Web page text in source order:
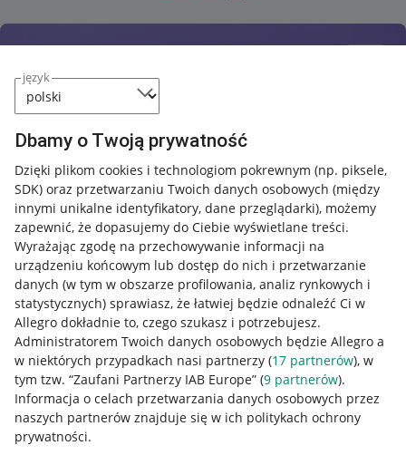
język
Dbamy o Twoją prywatność
Dzięki plikom cookies i technologiom pokrewnym (np. piksele,
SDK) oraz przetwarzaniu Twoich danych osobowych (między
innymi unikalne identyfikatory, dane przeglądarki), możemy
zapewnić, że dopasujemy do Ciebie wyświetlane treści.
Wyrażając zgodę na przechowywanie informacji na
urządzeniu końcowym lub dostęp do nich i przetwarzanie
danych (w tym w obszarze profilowania, analiz rynkowych i
statystycznych) sprawiasz, że łatwiej będzie odnaleźć Ci w
Allegro dokładnie to, czego szukasz i potrzebujesz.
Administratorem Twoich danych osobowych będzie Allegro a
w niektórych przypadkach nasi partnerzy (17 partnerów), w
tym tzw. “Zaufani Partnerzy IAB Europe” (9 partnerów).
Informacja o celach przetwarzania danych osobowych przez
naszych partnerów znajduje się w ich politykach ochrony
prywatności.
Przydatne informacje
Jak to działa